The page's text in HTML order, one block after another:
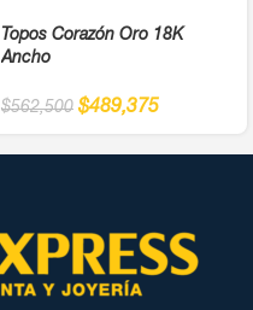
Topos Corazón Oro 18K
Ancho
$562,500 $489,375